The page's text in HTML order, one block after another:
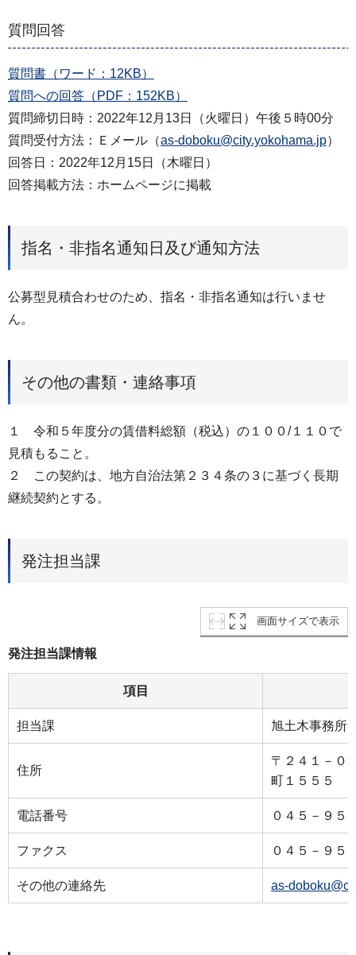
質問回答
質問書（ワード：12KB）
質問への回答（PDF：152KB）
質問締切日時：2022年12月13日（火曜日）午後５時00分
質問受付方法：Ｅメール（as-doboku@city.yokohama.jp）
回答日：2022年12月15日（木曜日）
回答掲載方法：ホームページに掲載
指名・非指名通知日及び通知方法
公募型見積合わせのため、指名・非指名通知は行いませ
ん。
その他の書類・連絡事項
１ 令和５年度分の賃借料総額（税込）の１００/１１０で
見積もること。
２ この契約は、地方自治法第２３４条の３に基づく長期
継続契約とする。
発注担当課
画面サイズで表示
発注担当課情報
項目
担当課 旭土木事務所
住所
〒２４１－０
町１５５５
電話番号 ０４５－９５
ファクス ０４５－９５
その他の連絡先 as-